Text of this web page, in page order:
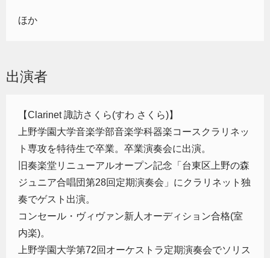
ほか
出演者
【Clarinet 諏訪さくら(すわ さくら)】
上野学園大学音楽学部音楽学科器楽コースクラリネッ
ト専攻を特待生で卒業。卒業演奏会に出演。
旧奏楽堂リニューアルオープン記念「台東区上野の森
ジュニア合唱団第28回定期演奏会」にクラリネット独
奏でゲスト出演。
コンセール・ヴィヴァン新人オーディション合格(室
内楽)。
上野学園大学︎︎︎︎︎第72回オーケストラ定期演奏会でソリス